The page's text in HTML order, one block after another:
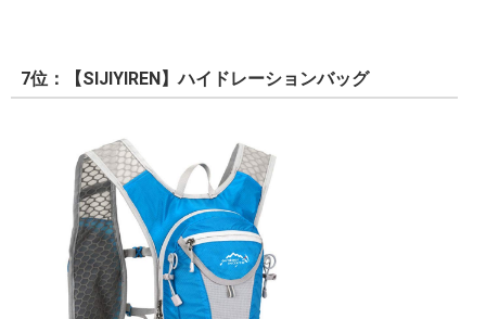
7位：【SIJIYIREN】ハイドレーションバッグ